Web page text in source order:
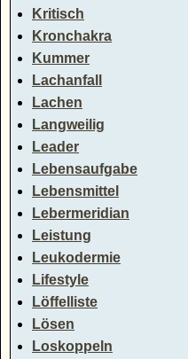
Kritisch
Kronchakra
Kummer
Lachanfall
Lachen
Langweilig
Leader
Lebensaufgabe
Lebensmittel
Lebermeridian
Leistung
Leukodermie
Lifestyle
Löffelliste
Lösen
Loskoppeln